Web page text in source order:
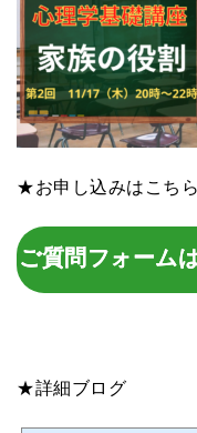
★お申し込みはこちら
ご質問フォーム
★詳細ブログ